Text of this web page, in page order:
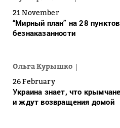
21 November
“Мирный план” на 28
безнаказанности
Ольга Курышко
26 February
Украина знает, что
и ждут возвращения домой